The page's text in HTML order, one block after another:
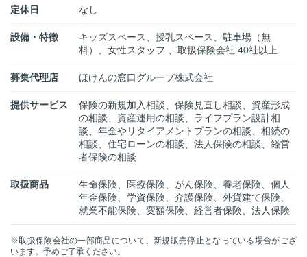
定休日 なし
設備・特徴
キッズスペース、授乳スペース、駐車場（無
料）、女性スタッフ 、取扱保険会社 40社以上
募集代理店 ほけんの窓口グループ株式会社
提供サービス
保険の新規加入相談、保険見直し相談、資産形成
の相談、資産運用の相談、ライフプラン設計相
談、年金やリタイアメントプランの相談、相続の
相談、住宅ローンの相談、法人保険の相談、経営
者保険の相談
取扱商品
生命保険、医療保険、がん保険、養老保険、個人
年金保険、学資保険、介護保険、外貨建て保険、
就業不能保険、変額保険、経営者保険、法人保険
※取扱保険会社の一部商品について、新規販売停止となっている場合がござ
います。予めご了承ください。